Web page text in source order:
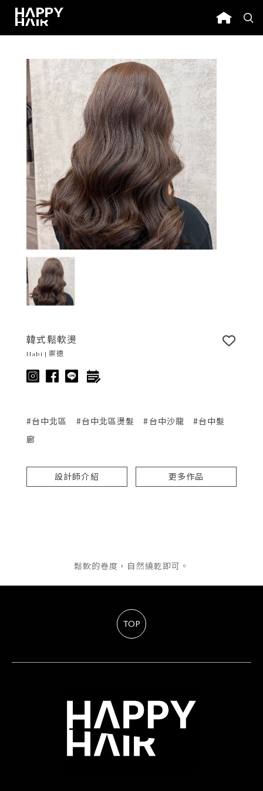
韓式鬆軟燙
Habi | 崇德
#台中北區 #台中北區燙髮 #台中沙龍
#台中髮
廊
設計師介紹 更多作品
鬆軟的卷度，自然繞乾即可。
TOP